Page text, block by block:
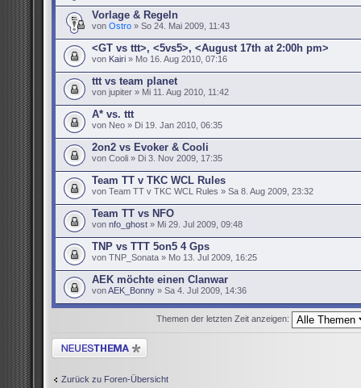
Vorlage & Regeln
von Ostro » So 24. Mai 2009, 11:43
<GT vs ttt>, <5vs5>, <August 17th at 2:00h pm>
von Kairi » Mo 16. Aug 2010, 07:16
ttt vs team planet
von jupiter » Mi 11. Aug 2010, 11:42
A* vs. ttt
von Neo » Di 19. Jan 2010, 06:35
2on2 vs Evoker & Cooli
von Cooli » Di 3. Nov 2009, 17:35
Team TT v TKC WCL Rules
von Team TT v TKC WCL Rules » Sa 8. Aug 2009, 23:32
Team TT vs NFO
von nfo_ghost » Mi 29. Jul 2009, 09:48
TNP vs TTT 5on5 4 Gps
von TNP_Sonata » Mo 13. Jul 2009, 16:25
AEK möchte einen Clanwar
vonAEK_Bonny » Sa 4. Jul 2009, 14:36
Themen der letzten Zeit anzeigen:
Neues Thema erstellen
Zurück zu Foren-Übersicht